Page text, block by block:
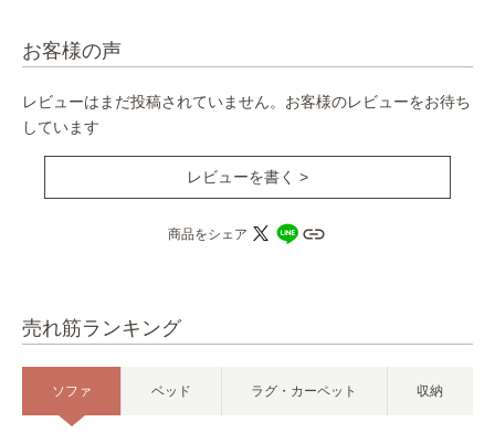
売れ筋ランキング
ソファ ベッド ラグ・カーペット 収納
お客様の声
レビューはまだ投稿されていません。お客様のレビューをお待ち
しています
レビューを書く >
商品をシェア